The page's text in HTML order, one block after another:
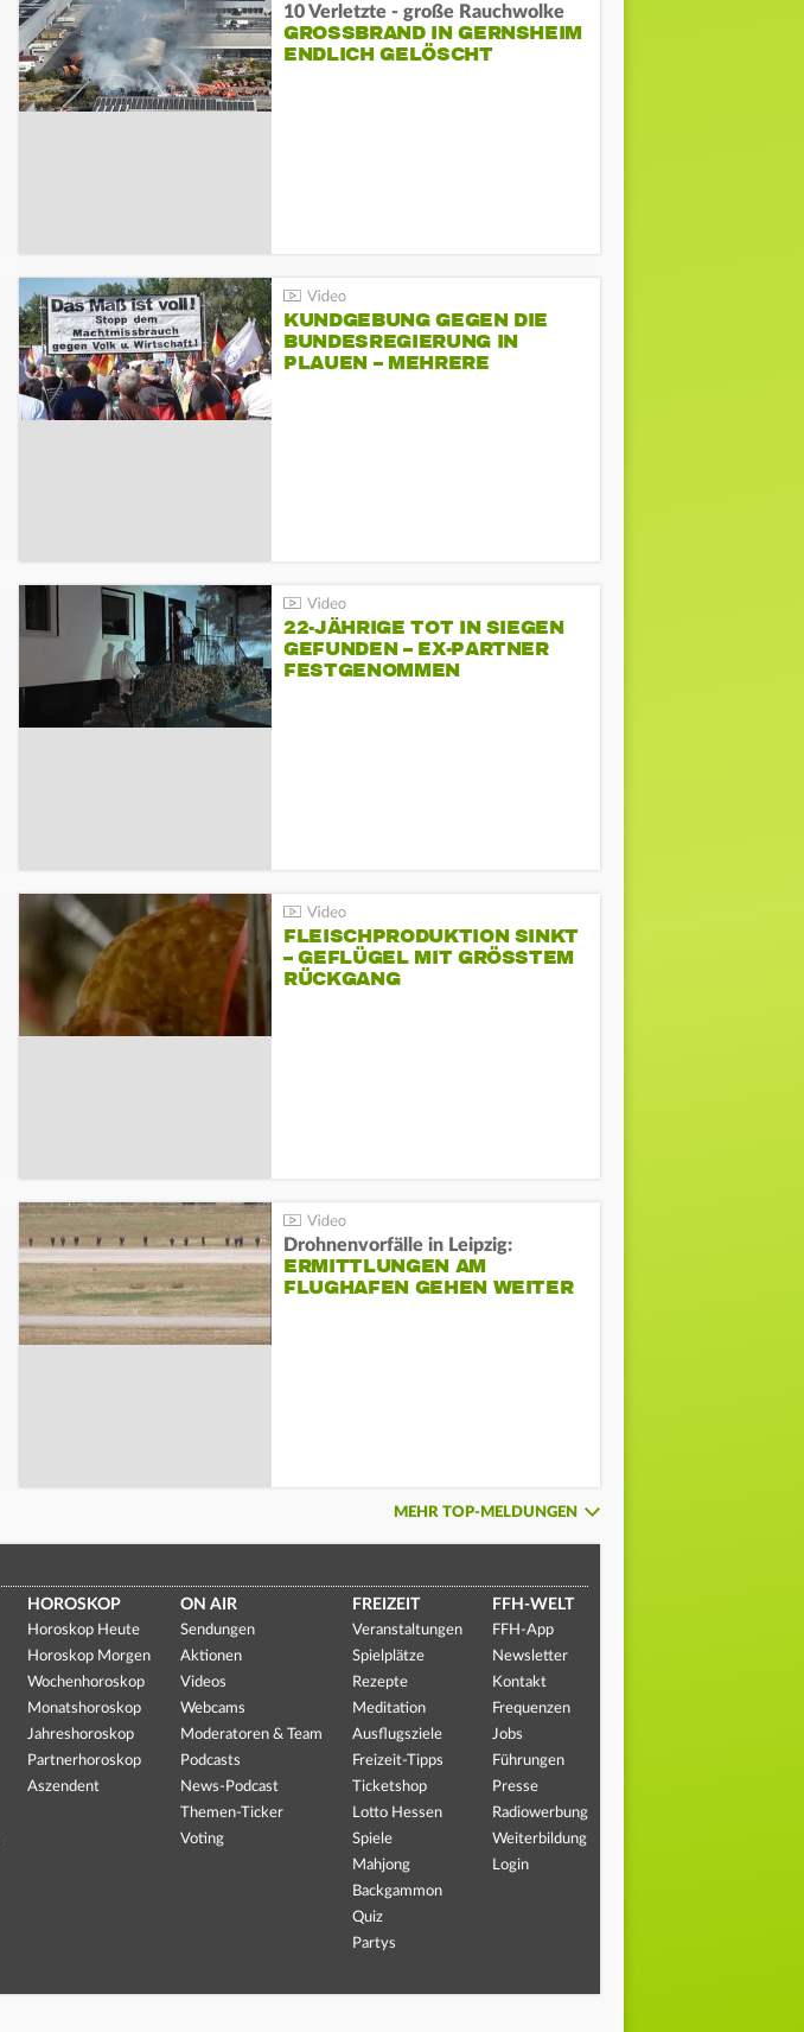
10 Verletzte - große Rauchwolke
GROSSBRAND IN GERNSHEIM E
NDLICH GELÖSCHT
KUNDGEBUNG GEGEN DIE
BUNDESREGIERUNG IN
PLAUEN – MEHRERE
22-JÄHRIGE TOT IN SIEGEN
GEFUNDEN – EX-PARTNER
FESTGENOMMEN
FLEISCHPRODUKTION SINKT
– GEFLÜGEL MIT GRÖSSTEM R
ÜCKGANG
Drohnenvorfälle in Leipzig:
ERMITTLUNGEN AM
FLUGHAFEN GEHEN WEITER
MEHR TOP-MELDUNGEN
HOROSKOP
Horoskop Heute
Horoskop Morgen
Wochenhoroskop
Monatshoroskop
Jahreshoroskop
Partnerhoroskop
Aszendent
ON AIR
Sendungen
Aktionen
Videos
Webcams
Moderatoren & Team
Podcasts
News-Podcast
Themen-Ticker
Voting
FREIZEIT
Veranstaltungen
Spielplätze
Rezepte
Meditation
Ausflugsziele
Freizeit-Tipps
Ticketshop
Lotto Hessen
Spiele
Mahjong
Backgammon
Quiz
Partys
FFH-WELT
FFH-App
Newsletter
Kontakt
Frequenzen
Jobs
Führungen
Presse
Radiowerbung
Weiterbildung
Login